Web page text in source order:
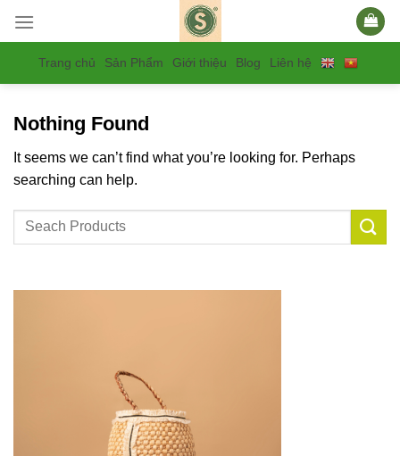
contentTrang chủ Sản Phẩm Giới thiệu Blog Liên hệ
Nothing Found
It seems we can’t find what you’re looking for. Perhaps
searching can help.